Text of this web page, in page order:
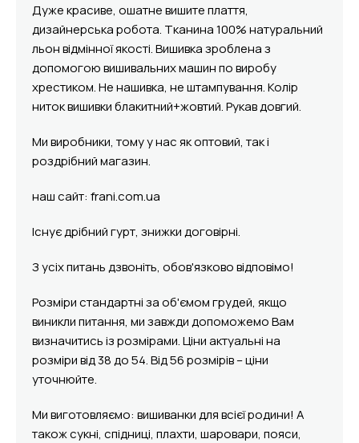
Дуже красиве, ошатне вишите плаття,
дизайнерська робота. Тканина 100% натуральний
льон відмінної якості. Вишивка зроблена з
допомогою вишивальних машин по виробу
хрестиком. Не нашивка, не штампування. Колір
ниток вишивки блакитний+жовтий. Рукав довгий.
Ми виробники, тому у нас як оптовий, так і
роздрібний магазин.
наш сайт: frani.com.ua
Існує дрібний гурт, знижки договірні.
З усіх питань дзвоніть, обов'язково відповімо!
Розміри стандартні за об'ємом грудей, якщо
виникли питання, ми завжди допоможемо Вам
визначитись із розмірами. Ціни актуальні на
розміри від 38 до 54. Від 56 розмірів – ціни
уточнюйте.
Ми виготовляємо: вишиванки для всієї родини! А
також сукні, спідниці, плахти, шаровари, пояси,